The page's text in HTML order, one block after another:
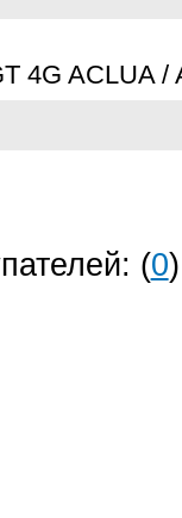
4G ACLUA /
(0)